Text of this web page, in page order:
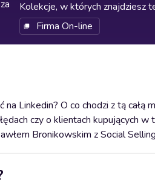
Kolekcje, w których znajdziesz
Firma On-line
Linkedin? O co chodzi z tą całą
czy o klientach kupujących
Bronikowskim z Social